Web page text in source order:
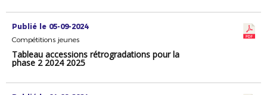
Publié le 05-09-2024
Compétitions jeunes
Tableau accessions rétrogradations pour la
phase 2 2024 2025